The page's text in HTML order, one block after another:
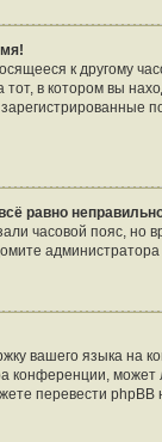
к другому
в котором вы
равно
часовой пояс,
вашего языка на
конференции, может
перевести